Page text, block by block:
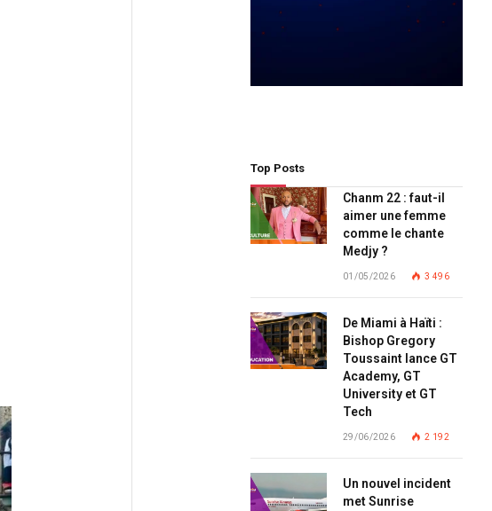
Top Posts
Chanm 22 : faut-il
aimer une femme
comme le chante
Medjy ?
01/05/2026 3 496
De Miami à Haïti :
Bishop Gregory
Toussaint lance GT
Academy, GT
University et GT
Tech
29/06/2026 2 192
Un nouvel incident
met Sunrise